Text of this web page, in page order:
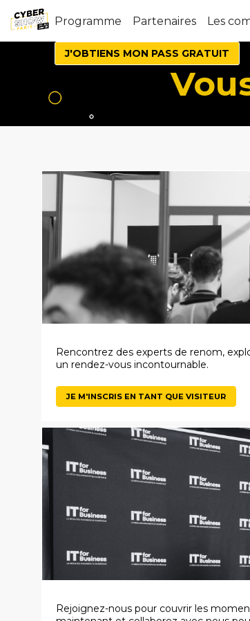
Programme Partenaires Les
J'OBTIENS MON PASS GRATUIT
Rencontrez des experts de renom,
un rendez-vous incontournable.
JE M'INSCRIS EN TANT QUE VISITEUR
Rejoignez-nous pour couvrir les